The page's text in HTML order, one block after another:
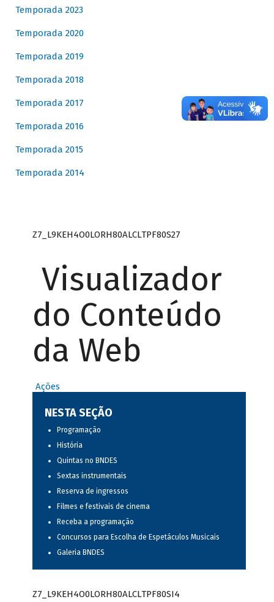
Temporada 2023
Temporada 2020
Temporada 2019
Temporada 2018
Temporada 2017
Temporada 2016
Temporada 2015
Temporada 2014
Z7_L9KEH4O0LORH80ALCLTPF80S27
Visualizador
do Conteúdo
da Web
Ações
NESTA SEÇÃO
Programação
História
Quintas no BNDES
Sextas instrumentais
Reserva de ingressos
Filmes e festivais de cinema
Receba a programação
Concursos para Escolha de Espetáculos Musicais
Galeria BNDES
Z7_L9KEH4O0LORH80ALCLTPF80SI4